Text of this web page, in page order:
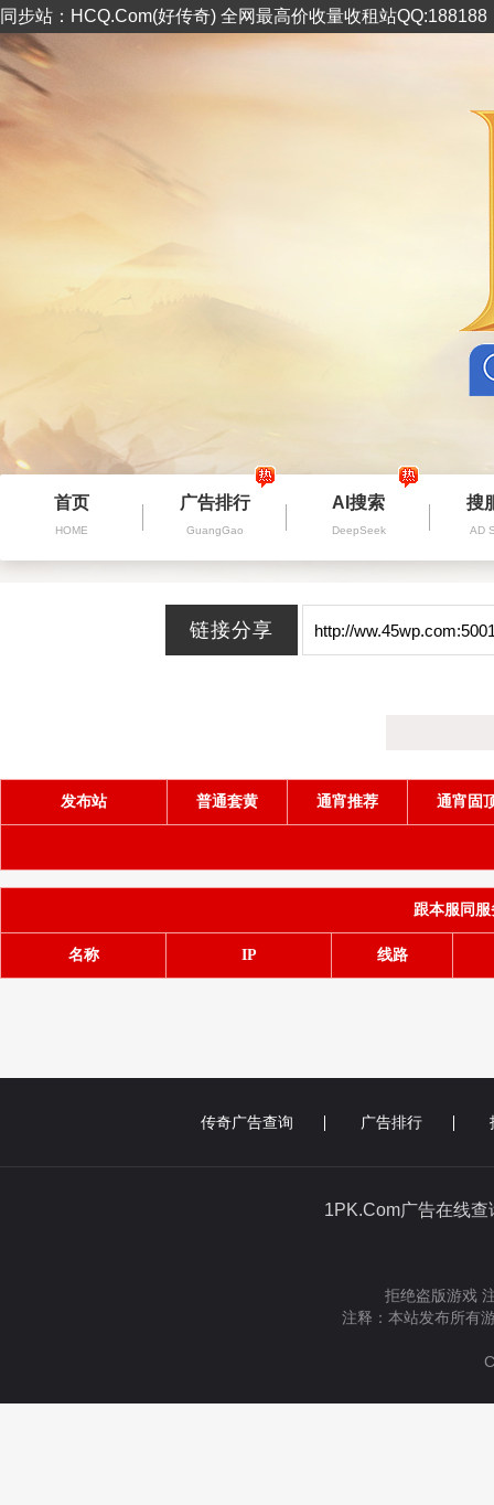
同步站：HCQ.Com(好传奇) 全网最高价收量收租站
首页
HOME
广告排行
GuangGao
AI搜索
DeepSeek
搜
AD
发布站 普通套黄 通宵推荐 通宵固
跟本服同服
名称 IP 线路
传奇广告查询 广告排行
1PK.Com广告在
拒绝盗版游戏
注释：本站发布所有